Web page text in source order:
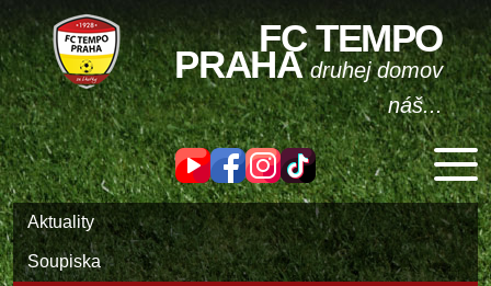
FC TEMPO
PRAHAdruhej domov
náš...
Aktuality
Soupiska